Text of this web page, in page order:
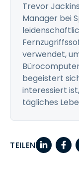
Trevor
Manager bei
verwendet,
begeistert
interessiert
tägliches
TEILEN